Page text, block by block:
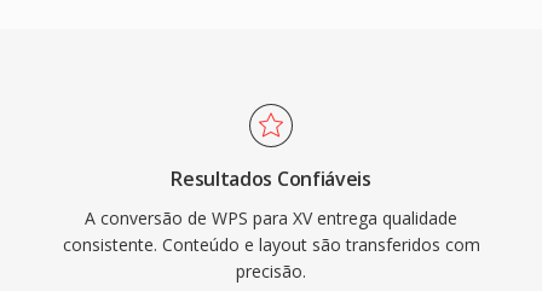
Resultados Confiáveis
A conversão de WPS para XV entrega qualidade
consistente. Conteúdo e layout são transferidos com
precisão.